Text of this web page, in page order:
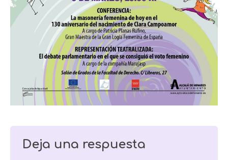
Deja una respuesta